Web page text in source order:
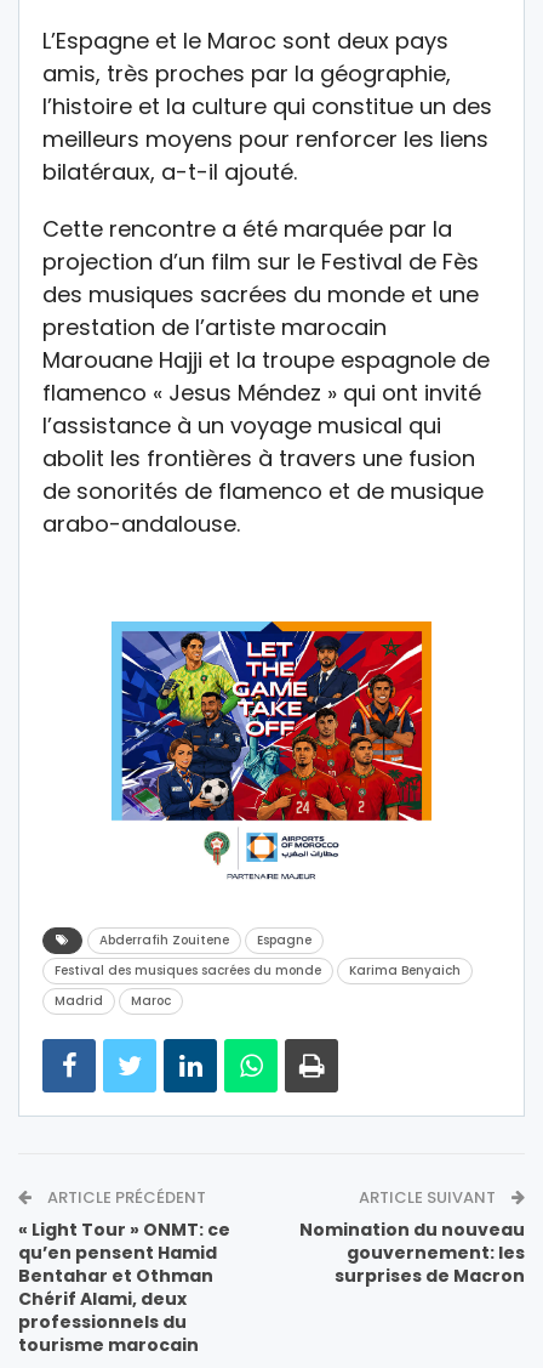
L’Espagne et le Maroc sont deux pays
amis, très proches par la géographie,
l’histoire et la culture qui constitue un des
meilleurs moyens pour renforcer les liens
bilatéraux, a-t-il ajouté.
Cette rencontre a été marquée par la
projection d’un film sur le Festival de Fès
des musiques sacrées du monde et une
prestation de l’artiste marocain
Marouane Hajji et la troupe espagnole de
flamenco « Jesus Méndez » qui ont invité
l’assistance à un voyage musical qui
abolit les frontières à travers une fusion
de sonorités de flamenco et de musique
arabo-andalouse.
Abderrafih Zouitene
Espagne
Festival des musiques sacrées du monde
Karima Benyaich
Madrid
Maroc
ARTICLE PRÉCÉDENT
« Light Tour » ONMT: ce
qu’en pensent Hamid
Bentahar et Othman
Chérif Alami, deux
professionnels du
tourisme marocain
ARTICLE SUIVANT
Nomination du nouveau
gouvernement: les
surprises de Macron